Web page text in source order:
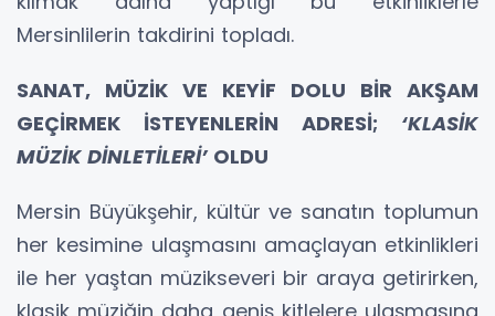
Mersinlilerin takdirini topladı.
SANAT, MÜZİK VE KEYİF DOLU BİR AKŞAM
GEÇİRMEK İSTEYENLERİN ADRESİ; ‘KLASİK
MÜZİK DİNLETİLERİ’OLDU
Mersin Büyükşehir, kültür ve sanatın toplumun
her kesimine ulaşmasını amaçlayan etkinlikleri
ile her yaştan müzikseveri bir araya getirirken,